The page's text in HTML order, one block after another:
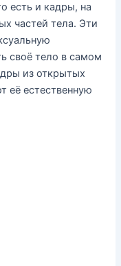
есть и кадры, на
частей тела. Эти
своё тело в самом
из открытых
её естественную